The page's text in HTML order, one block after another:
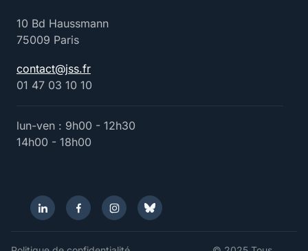
10 Bd Haussmann
75009 Paris
contact@jss.fr
01 47 03 10 10
lun-ven : 9h00 - 12h30
14h00 - 18h00